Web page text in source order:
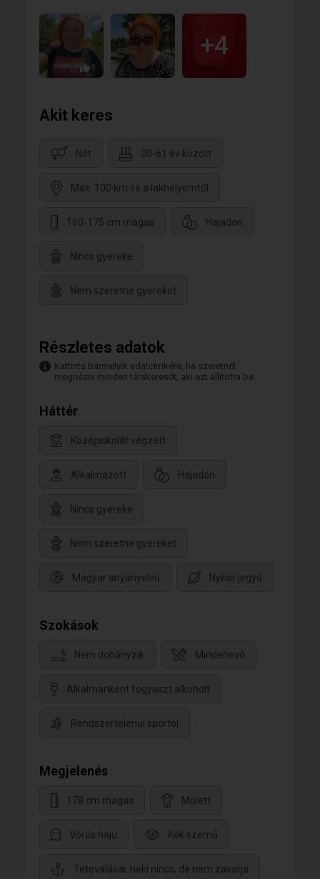
1
+4
Akit keres
Nőt 30-61 év között
Max. 100 km-re a lakhelyemtől
160-175 cm magas Hajadon
Nincs gyereke
Nem szeretne gyereket
Részletes adatok
Kattints bármelyik adatcímkére, ha szeretnél
megnézni minden társkeresőt, aki ezt állította be.
Háttér
Középiskolát végzett
Alkalmazott Hajadon
Nincs gyereke
Nem szeretne gyereket
Magyar anyanyelvű Nyilas jegyű
Szokások
Nem dohányzik Mindenevő
Alkalmanként fogyaszt alkoholt
Rendszertelenül sportol
Megjelenés
178 cm magas Molett
Vörös hajú Kék szemű
Tetoválásai: neki nincs, de nem zavarja